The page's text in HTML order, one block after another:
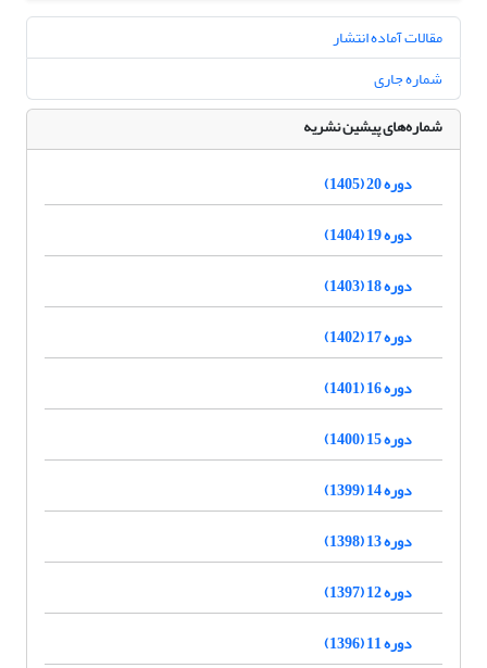
مقالات آماده انتشار
شماره جاری
شماره‌های پیشین نشریه
دوره 20 (1405)
دوره 19 (1404)
دوره 18 (1403)
دوره 17 (1402)
دوره 16 (1401)
دوره 15 (1400)
دوره 14 (1399)
دوره 13 (1398)
دوره 12 (1397)
دوره 11 (1396)